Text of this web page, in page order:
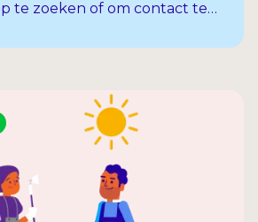
te zoeken of om contact te
online. Denk aan het
is handig maar brengt ook